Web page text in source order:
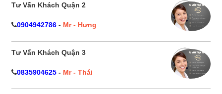
Tư Vấn Khách Quận 2
0904942786 - Mr - Hưng
Tư Vấn Khách Quận 3
0835904625 - Mr - Thái